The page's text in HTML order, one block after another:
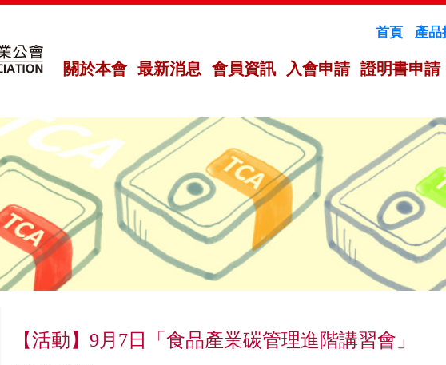
關於本會 最新消息 會員資訊 入會申請 證明書申請
首頁 產品
【活動】9月7日「食品產業碳管理進階講習會」